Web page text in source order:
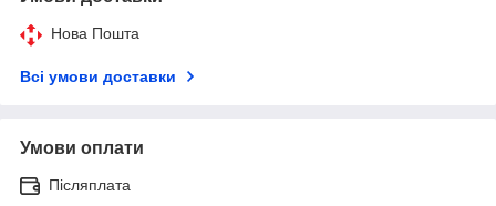
Нова Пошта
Всі умови доставки
Умови оплати
Післяплата